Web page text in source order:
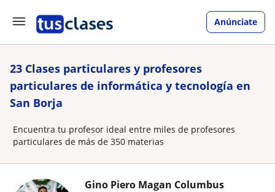
Anúnciate
23 Clases particulares y profesores
particulares de informática y tecnología en
San Borja
Encuentra tu profesor ideal entre miles de profesores
particulares de más de 350 materias
Gino Piero Magan Columbus